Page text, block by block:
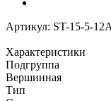
Артикул: ST-15-5-
Характеристики
Подгруппа
Вершинная
Тип